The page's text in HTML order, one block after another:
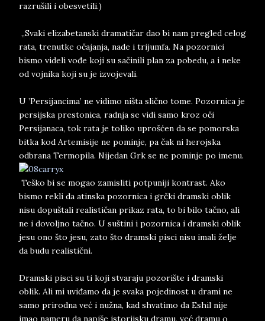
razrušili i obesvetili.)
„Svaki elizabetanski dramatičar dao bi nam pregled celog
rata, trenutke očajanja, nade i trijumfa. Na pozornici
bismo videli vođe koji su sačinili plan za pobedu, a i neke
od vojnika koji su je izvojevali.
U ’Persijancima’ ne vidimo ništa slično tome. Pozornica je
persijska prestonica, radnja se vidi samo kroz oči
Persijanaca, tok rata je toliko uprošćen da se pomorska
bitka kod Artemisije ne pominje, pa čak ni herojska
odbrana Termopila. Nijedan Grk se ne pominje po imenu.
Teško bi se mogao zamisliti potpuniji kontrast. Ako
bismo rekli da atinska pozornica i grčki dramski oblik
nisu dopuštali realističan prikaz rata, to bi bilo tačno, ali
ne i dovoljno tačno. U suštini i pozornica i dramski oblik
jesu ono što jesu, zato što dramski pisci nisu imali želje
da budu realistični.
Dramski pisci su ti koji stvaraju pozorište i dramski
oblik. Ali mi uviđamo da je svaka pojedinost u drami ne
samo prirodna već i nužna, kad shvatimo da Eshil nije
imao nameru da napiše istorijsku dramu, već dramu o